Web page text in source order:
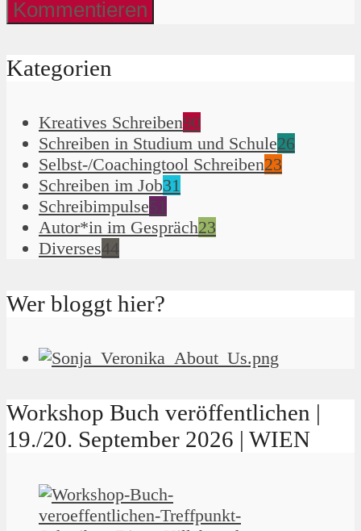
Kategorien
Kreatives Schreiben90
Schreiben in Studium und Schule26
Selbst-/Coachingtool Schreiben23
Schreiben im Job31
Schreibimpulse51
Autor*in im Gespräch23
Diverses44
Wer bloggt hier?
Workshop Buch veröffentlichen |
19./20. September 2026 | WIEN